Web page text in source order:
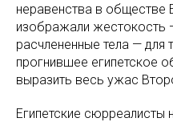
неравенства в обществе
изображали жестокость
расчлененные тела — для
прогнившее египетское
выразить весь ужас
Египетские сюрреалисты